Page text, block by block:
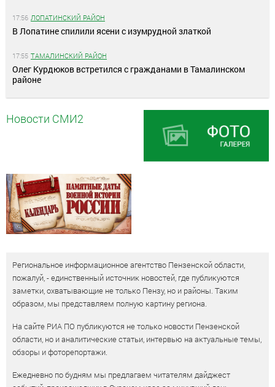
17:56 ЛОПАТИНСКИЙ РАЙОН
В Лопатине спилили ясени с изумрудной златкой
17:55 ТАМАЛИНСКИЙ РАЙОН
Олег Курдюков встретился с гражданами в Тамалинском
районе
Новости СМИ2
Региональное информационное агентство Пензенской области,
пожалуй, - единственный источник новостей, где публикуются
заметки, охватывающие не только Пензу, но и районы. Таким
образом, мы представляем полную картину региона.
На сайте РИА ПО публикуются не только новости Пензенской
области, но и аналитические статьи, интервью на актуальные темы,
обзоры и фоторепортажи.
Ежедневно по будням мы предлагаем читателям дайджест